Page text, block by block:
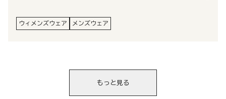
ウィメンズウェア メンズウェア
もっと見る